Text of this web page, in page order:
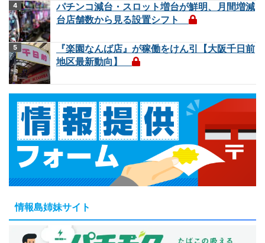
パチンコ減台・スロット増台が鮮明、月間増減
台店舗数から見る設置シフト
『楽園なんば店』が稼働をけん引【大阪千日前
地区最新動向】
情報島姉妹サイト